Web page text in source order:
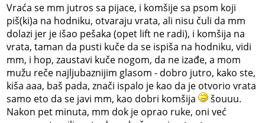
Vraća se mm jutros sa pijace, i komšije sa psom koji
piš(ki)a na hodniku, otvaraju vrata, ali nisu čuli da mm
dolazi jer je išao pešaka (opet lift ne radi), i komšija na
vrata, taman da pusti kuče da se ispiša na hodniku, vidi
mm, i hop, zaustavi kuče nogom, da ne izađe, a mom
mužu reče najljubaznijim glasom - dobro jutro, kako ste,
kiša aaa, baš pada, znači ispalo je kao da je otvorio vrata
samo eto da se javi mm, kao dobri komšija
šouuu.
Nakon pet minuta, mm dok je oprao ruke, oni već